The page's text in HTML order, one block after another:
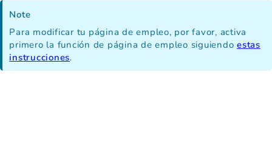
Note
Para modificar tu página de empleo, por favor, activa
primero la función de página de empleo siguiendo estas
instrucciones.